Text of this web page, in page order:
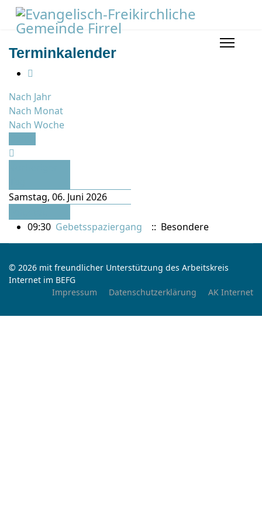
Terminkalender
Nach Jahr
Nach Monat
Nach Woche
Samstag, 06. Juni 2026
09:30 Gebetsspaziergang :: Besondere
© 2026 mit freundlicher Unterstützung des Arbeitskreis
Internet im BEFG
Impressum
Datenschutzerklärung AK Internet